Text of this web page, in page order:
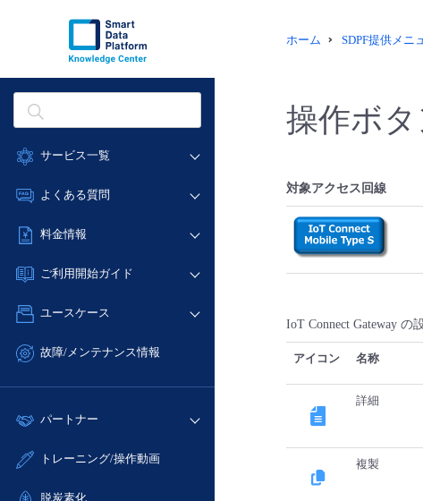
サービス一覧
データ利活用
ネットワーク
IoT
サポート
管理機能
よくある質問
データ利活用
ネットワーク
IoT
サポート
管理機能
すべてのメニューを見る
料金情報
料金シミュレーター
クラウド/サーバー
ネットワーク
サポート
すべてのメニューを見る
ご利用開始ガイド
■ 管理機能
- 初期設定・確認
- ユーザー機能の管理
- APIリファレンス
ユースケース
- バックアップ
- IoT
- ITインフラストラクチャー
故障/メンテナンス情報
サービス稼働状況
故障/メンテナンス履歴
定期メンテナンス
パートナー
販売パートナー向けプログラム
トレーニング/操作動画
脱炭素化
ホーム SDPF提供メニ
操作ボタ
対象アクセス回線
IoT Connect Gateway の
アイコン 名称
詳細
複製